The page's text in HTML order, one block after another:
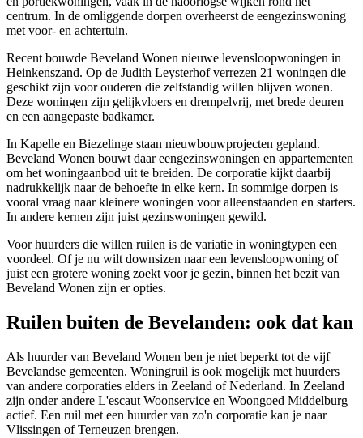
centrum. In de omliggende dorpen overheerst de eengezinswoning
met voor- en achtertuin.
Recent bouwde Beveland Wonen nieuwe levensloopwoningen in
Heinkenszand. Op de Judith Leysterhof verrezen 21 woningen die
geschikt zijn voor ouderen die zelfstandig willen blijven wonen.
Deze woningen zijn gelijkvloers en drempelvrij, met brede deuren
en een aangepaste badkamer.
In Kapelle en Biezelinge staan nieuwbouwprojecten gepland.
Beveland Wonen bouwt daar eengezinswoningen en appartementen
om het woningaanbod uit te breiden. De corporatie kijkt daarbij
nadrukkelijk naar de behoefte in elke kern. In sommige dorpen is
vooral vraag naar kleinere woningen voor alleenstaanden en starters.
In andere kernen zijn juist gezinswoningen gewild.
Voor huurders die willen ruilen is de variatie in woningtypen een
voordeel. Of je nu wilt downsizen naar een levensloopwoning of
juist een grotere woning zoekt voor je gezin, binnen het bezit van
Beveland Wonen zijn er opties.
Ruilen buiten de Bevelanden: ook dat kan
Als huurder van Beveland Wonen ben je niet beperkt tot de vijf
Bevelandse gemeenten. Woningruil is ook mogelijk met huurders
van andere corporaties elders in Zeeland of Nederland. In Zeeland
zijn onder andere L'escaut Woonservice en Woongoed Middelburg
actief. Een ruil met een huurder van zo'n corporatie kan je naar
Vlissingen ofTerneuzen brengen.